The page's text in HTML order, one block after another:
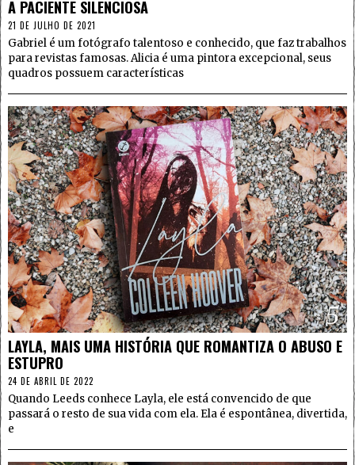
A PACIENTE SILENCIOSA
21 DE JULHO DE 2021
Gabriel é um fotógrafo talentoso e conhecido, que faz trabalhos
para revistas famosas. Alicia é uma pintora excepcional, seus
quadros possuem características
5
LAYLA, MAIS UMA HISTÓRIA QUE ROMANTIZA O ABUSO E
ESTUPRO
24 DE ABRIL DE 2022
Quando Leeds conhece Layla, ele está convencido de que
passará o resto de sua vida com ela. Ela é espontânea, divertida,
e